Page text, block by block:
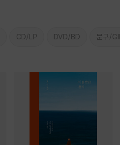
CD/LP DVD/BD 문구/